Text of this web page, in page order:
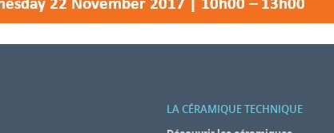
LA CÉRAMIQUE TECHNIQUE